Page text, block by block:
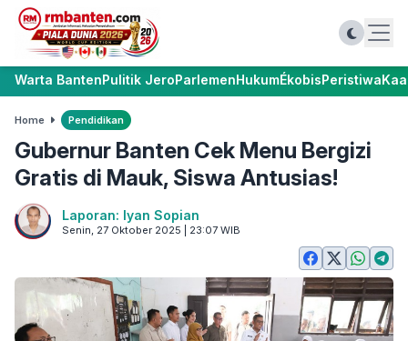
Warta BantenPulitik JeroParlemenHukumÉkobisPeristiwa
Home Pendidikan
Gubernur Banten Cek Menu Bergizi
Gratis di Mauk, Siswa Antusias!
Laporan: Iyan Sopian
Senin, 27 Oktober 2025 | 23:07 WIB